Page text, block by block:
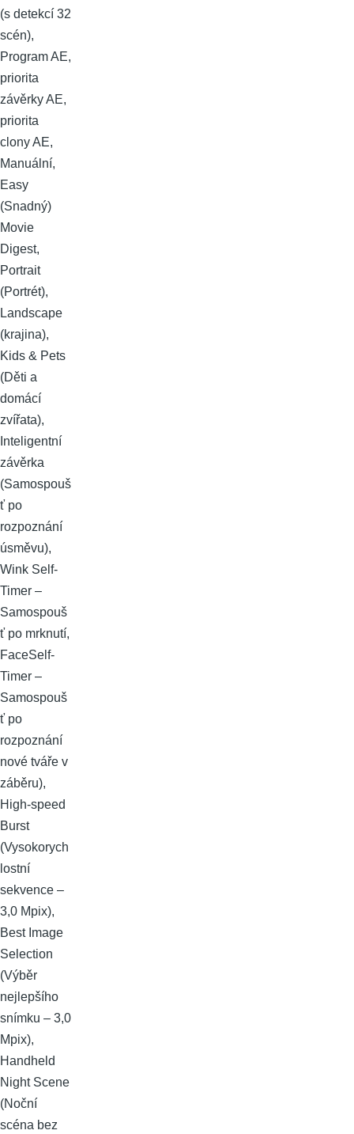
(s detekcí 32
scén),
Program AE,
priorita
závěrky AE,
priorita
clony AE,
Manuální,
Easy
(Snadný)
Movie
Digest,
Portrait
(Portrét),
Landscape
(krajina),
Kids & Pets
(Děti a
domácí
zvířata),
Inteligentní
závěrka
(Samospouš
ť po
rozpoznání
úsměvu),
Wink Self-
Timer –
Samospouš
ť po mrknutí,
FaceSelf-
Timer –
Samospouš
ť po
rozpoznání
nové tváře v
záběru),
High-speed
Burst
(Vysokorych
lostní
sekvence –
3,0 Mpix),
Best Image
Selection
(Výběr
nejlepšího
snímku – 3,0
Mpix),
Handheld
Night Scene
(Noční
scéna bez